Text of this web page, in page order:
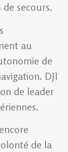
secours.
au
de
DJI
de leader
de la